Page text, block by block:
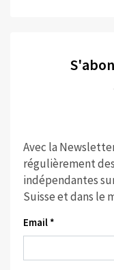
Avec la
régulièrement
indépendantes
Suisse et dans le
Email *